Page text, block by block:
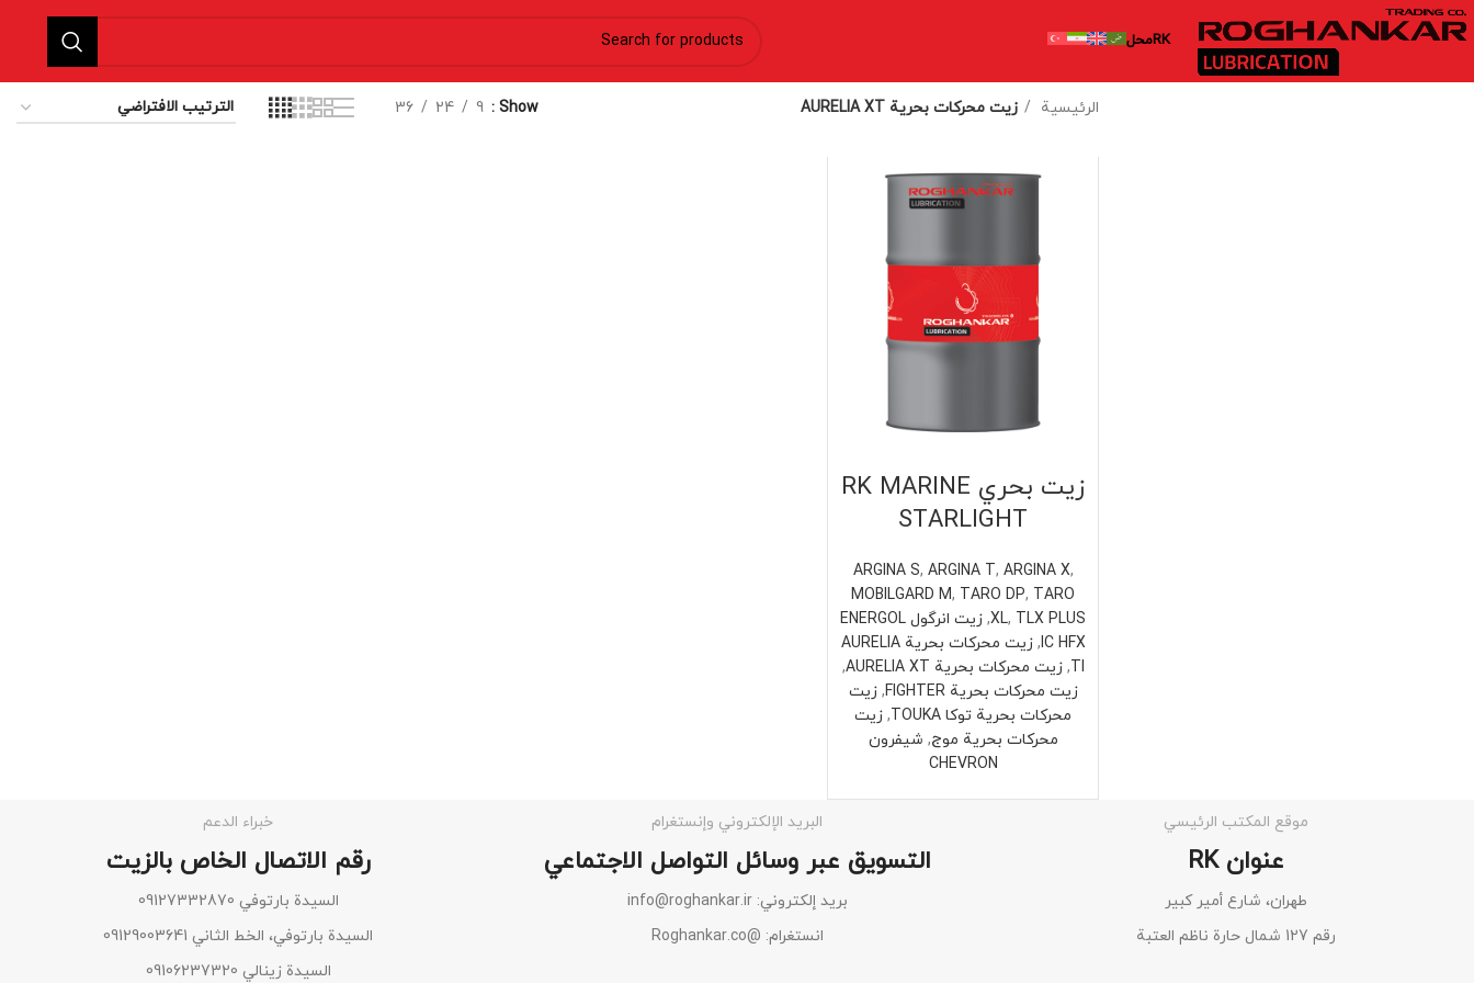
RKمحل
الرئيسية زيت محركات بحرية AURELIA XT Show
9
24
36
زيت بحري RK MARINE
STARLIGHT
ARGINA S, ARGINA T , ARGINA X,
MOBILGARD M, TARO DP, TARO
XL, TLX PLUS
,
زيت انرگول ENERGOL
IC HFX
,
زيت محركات بحرية AURELIA
TI
,زيت محركات بحرية AURELIA XT
,
زيت محركات بحرية FIGHTER
,زيت
محركات بحرية توكا TOUKA
, زيت
محركات بحرية موج, شيفرون
CHEVRON
موقع المكتب الرئيسي
عنوان RK
طهران، شارع أمير كبير
رقم 127 شمال حارة ناظم العتبة
البريد الإلكتروني وإنستغرام
التسويق عبر وسائل التواصل الاجتماعي
بريد إلكتروني: info@roghankar.ir
انستغرام: @Roghankar.co
خبراء الدعم
رقم الاتصال الخاص بالزيت
السيدة بارتوفي 09127332870
السيدة بارتوفي، الخط الثاني 09129003641
السيدة زينالي 09106237320